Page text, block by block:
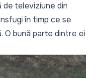
de televiziune din
în timp ce se
O bună parte dintre ei